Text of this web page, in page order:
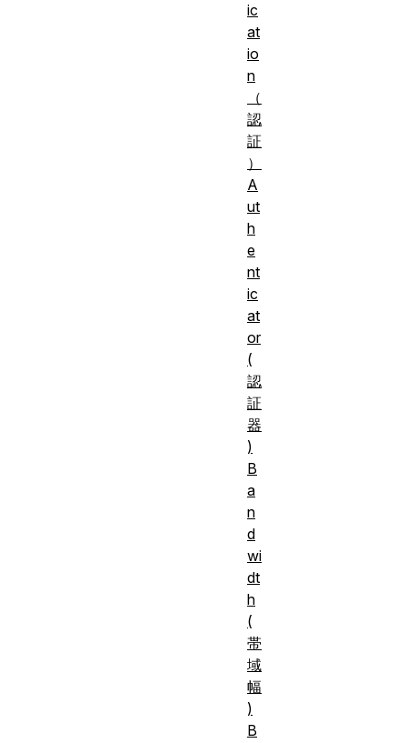
ic
at
io
n
（
認
証
）
A
ut
h
e
nt
ic
at
or
(
認
証
器
)
B
a
n
d
wi
dt
h
(
帯
域
幅
)
B